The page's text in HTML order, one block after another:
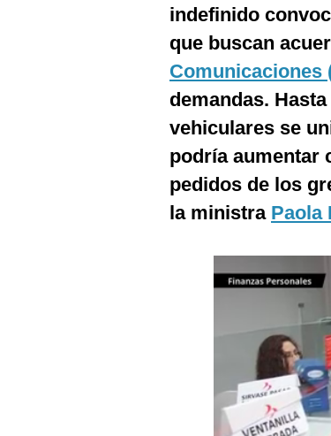
indefinido
que buscan
Comunicaciones
demandas.
vehiculares se
podría aumentar
pedidos de los
la ministra Paola